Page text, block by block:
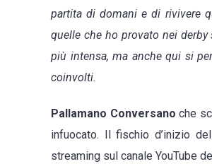
partita di domani e di rivivere
quelle che ho provato nei derby
più intensa, ma anche qui si
coinvolti.
Pallamano Conversano che
infuocato. Il fischio d’inizio
streaming sul canale YouTube